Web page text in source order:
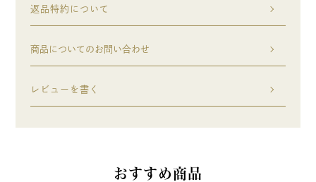
返品特約について
商品についてのお問い合わせ
レビューを書く
おすすめ商品